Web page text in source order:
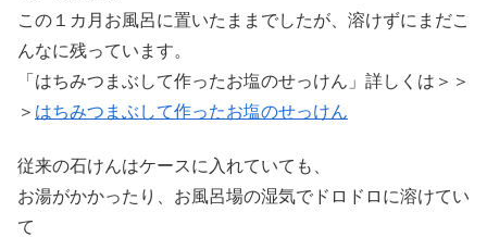
この１カ月お風呂に置いたままでしたが、溶けずにまだこ
んなに残っています。
「はちみつまぶして作ったお塩のせっけん」詳しくは＞＞
＞ はちみつまぶして作ったお塩のせっけん
従来の石けんはケースに入れていても、
お湯がかかったり、お風呂場の湿気でドロドロに溶けてい
て